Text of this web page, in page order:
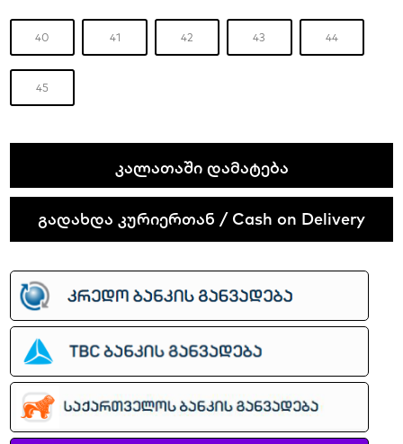
40 41 42 43 44
45
Max
quantity
ᲙᲐᲚᲐᲗᲐᲨᲘ ᲓᲐᲛᲐᲢᲔᲑᲐ
გადახდა კურიერთან / Cash on Delivery